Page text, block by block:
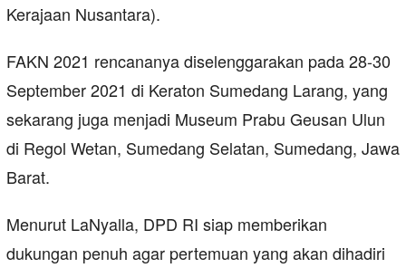
Kerajaan Nusantara).
FAKN 2021 rencananya diselenggarakan pada 28-30
September 2021 di Keraton Sumedang Larang, yang
sekarang juga menjadi Museum Prabu Geusan Ulun
di Regol Wetan, Sumedang Selatan, Sumedang, Jawa
Barat.
Menurut LaNyalla, DPD RI siap memberikan
dukungan penuh agar pertemuan yang akan dihadiri